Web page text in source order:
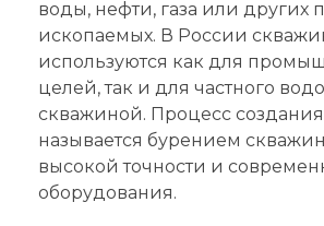
воды, нефти, газа или других
ископаемых. В России
используются как для
целей, так и для частного
скважиной. Процесс
называется бурением
высокой точности и
оборудования.